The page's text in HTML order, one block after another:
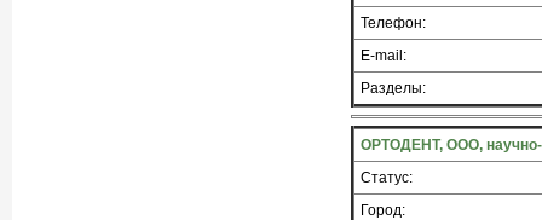
Телефон:
E-mail:
Разделы:
ОРТОДЕНТ, ООО, научно-
Статус:
Город: